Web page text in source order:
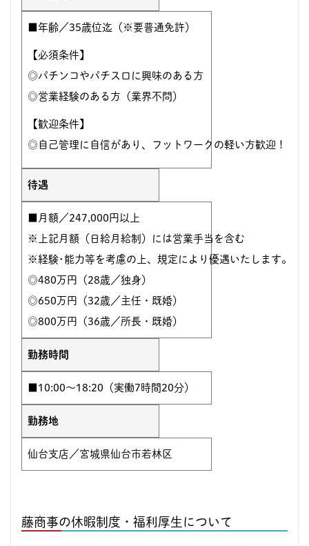
■年齢／35歳位迄（※要普通免許）
【必須条件】
◎パチンコやパチスロに興味のある方
◎営業経験のある方（業界不問）
【歓迎条件】
◎自己管理に自信があり、フットワークの軽い方歓迎！
待遇
■月額／247,000円以上
※上記月額（日給月給制）には営業手当を含む
※経験･能力等を考慮の上、規定により優遇いたします。【
◎480万円（28歳／独身）
◎650万円（32歳／主任・既婚）
◎800万円（36歳／所長・既婚）
勤務時間
■10:00～18:20（実働7時間20分）
勤務地
仙台支店／宮城県仙台市若林区
藤商事の休暇制度・福利厚生について